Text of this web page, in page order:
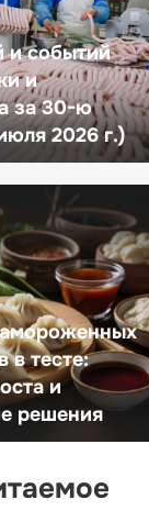
и событий
и
за 30-ю
2026 г.)
в тесте:
и
решения